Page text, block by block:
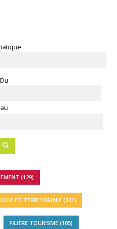
Du
au
(129)
ET TERRITORIALE (231)
FILIÈRE TOURISME (105)